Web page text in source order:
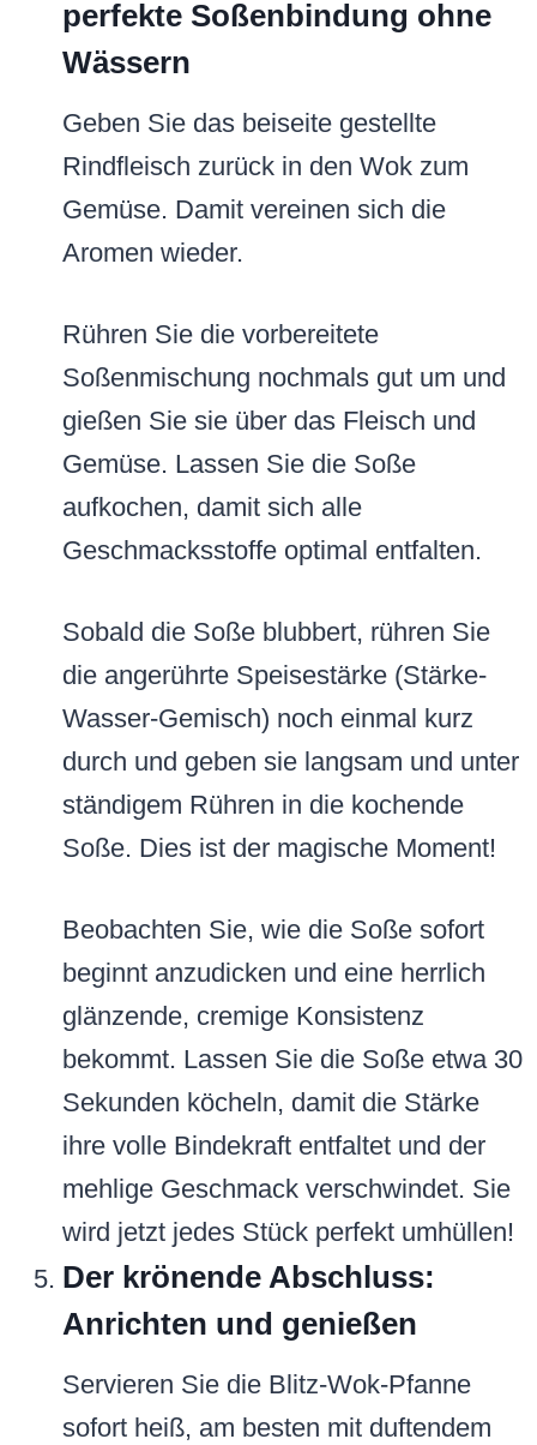
perfekte Soßenbindung ohne
Wässern
Geben Sie das beiseite gestellte
Rindfleisch zurück in den Wok zum
Gemüse. Damit vereinen sich die
Aromen wieder.
Rühren Sie die vorbereitete
Soßenmischung nochmals gut um und
gießen Sie sie über das Fleisch und
Gemüse. Lassen Sie die Soße
aufkochen, damit sich alle
Geschmacksstoffe optimal entfalten.
Sobald die Soße blubbert, rühren Sie
die angerührte Speisestärke (Stärke-
Wasser-Gemisch) noch einmal kurz
durch und geben sie langsam und unter
ständigem Rühren in die kochende
Soße. Dies ist der magische Moment!
Beobachten Sie, wie die Soße sofort
beginnt anzudicken und eine herrlich
glänzende, cremige Konsistenz
bekommt. Lassen Sie die Soße etwa 30
Sekunden köcheln, damit die Stärke
ihre volle Bindekraft entfaltet und der
mehlige Geschmack verschwindet. Sie
wird jetzt jedes Stück perfekt umhüllen!
Der krönende Abschluss:
Anrichten und genießen
Servieren Sie die Blitz-Wok-Pfanne
sofort heiß, am besten mit duftendem